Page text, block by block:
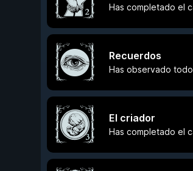
Has completado el
Recuerdos
Has observado
El criador
Has completado el